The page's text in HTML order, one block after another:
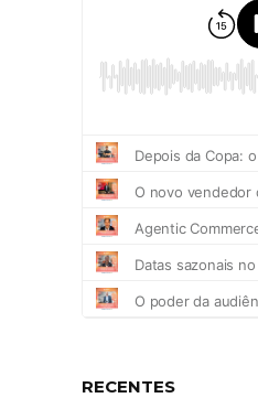
RECENTES